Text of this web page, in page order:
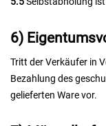
6)
Tritt der Verkäufer in
Bezahlung des
gelieferten Ware vor.